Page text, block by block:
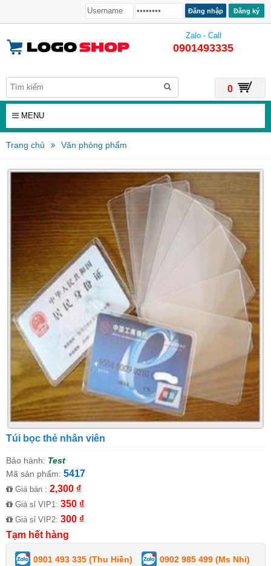
Đăng ký
Zalo - Call
0901493335
0
MENU
Trang chủ Văn phòng phẩm
Túi bọc thẻ nhân viên
Bảo hành: Test
Mã sản phẩm: 5417
Giá bán : 2,300 ₫
Giá sỉ VIP1: 350 ₫
Giá sỉ VIP2: 300 ₫
Tạm hết hàng
0901 493 335 (Thu Hiền) 0902 985 499 (Ms Nhi)